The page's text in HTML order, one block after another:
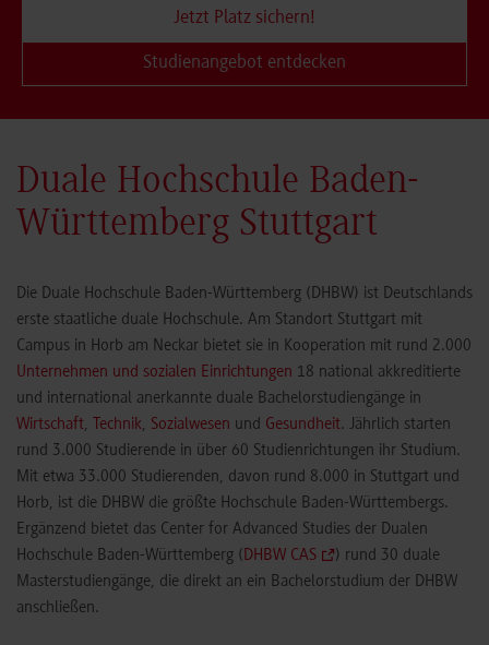
Jetzt Platz sichern!
Studienangebot entdecken
Duale Hochschule Baden-
Württemberg Stuttgart
Die Duale Hochschule Baden-Württemberg (DHBW) ist Deutschlands
erste staatliche duale Hochschule. Am Standort Stuttgart mit
Campus in Horb am Neckar bietet sie in Kooperation mit rund 2.000
Unternehmen und sozialen Einrichtungen 18 national akkreditierte
und international anerkannte duale Bachelorstudiengänge in
Wirtschaft, Technik, Sozialwesen und Gesundheit. Jährlich starten
rund 3.000 Studierende in über 60 Studienrichtungen ihr Studium.
Mit etwa 33.000 Studierenden, davon rund 8.000 in Stuttgart und
Horb, ist die DHBW die größte Hochschule Baden-Württembergs.
Ergänzend bietet das Center for Advanced Studies der Dualen
Hochschule Baden-Württemberg (DHBW CAS
) rund 30 duale
Masterstudiengänge, die direkt an ein Bachelorstudium der DHBW
anschließen.